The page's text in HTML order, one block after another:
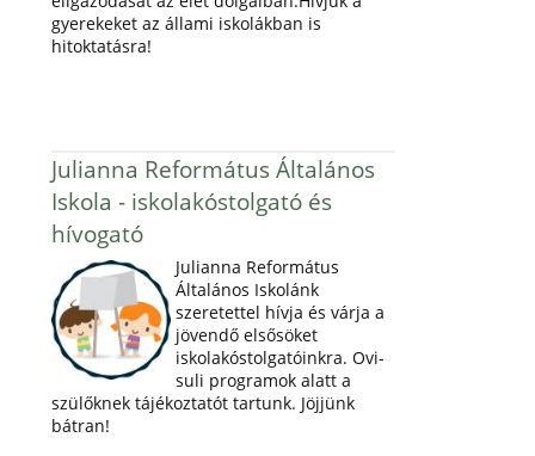
gyerekeket az állami iskolákban is
hitoktatásra!
Julianna Református Általános
Iskola - iskolakóstolgató és
hívogató
Julianna Református
Általános Iskolánk
szeretettel hívja és várja a
jövendő elsősöket
iskolakóstolgatóinkra. Ovi-
suli programok alatt a
szülőknek tájékoztatót tartunk. Jöjjünk
bátran!